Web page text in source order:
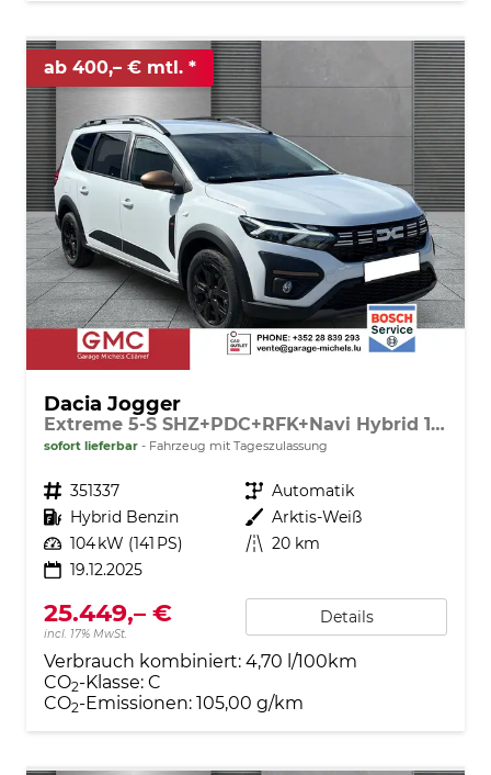
ab 400,– € mtl.
Dacia Jogger
Extreme 5-S SHZ+PDC+RFK+Navi Hybrid 140
sofort lieferbar Fahrzeug mit Tageszulassung
Fahrzeugnr. 351337 Getriebe Automatik
Kraftstoff Hybrid Benzin Außenfarbe Arktis-Weiß
Leistung 104 kW (141 PS) Kilometerstand 20 km
19.12.2025
25.449,– €
incl. 17% MwSt.
Details
Verbrauch kombiniert: 4,70 l/100km
CO2-Klasse: C
CO2-Emissionen: 105,00 g/km